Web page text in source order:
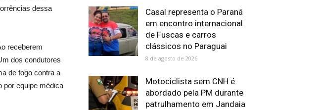
dessa
receberem
dos condutores
de fogo contra a
por equipe médica
Casal representa o Paraná
em encontro internacional
de Fuscas e carros
clássicos no Paraguai
8 de agosto de 2026
Motociclista sem CNH é
abordado pela PM durante
patrulhamento em Jandaia